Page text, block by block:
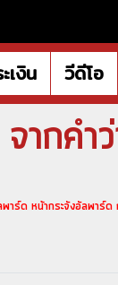
เงิน วีดีโอ
กคำ
พาร์ด หน้ากระจังอั